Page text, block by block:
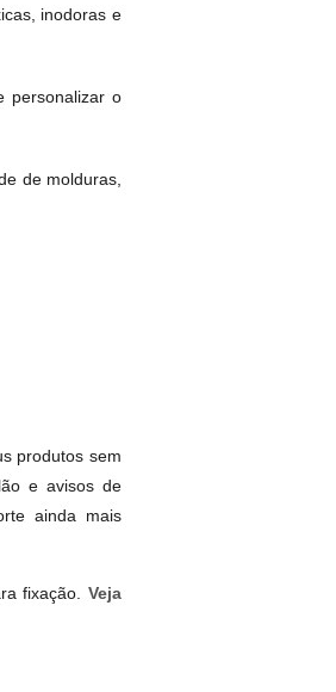
inodoras e
personalizar o
de molduras,
produtos sem
e avisos de
ainda mais
fixação. Veja